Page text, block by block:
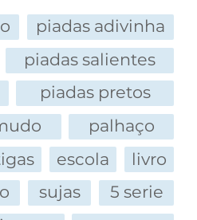
piadas adivinha
piadas salientes
piadas pretos
palhaço
escola
livro
sujas
5 serie